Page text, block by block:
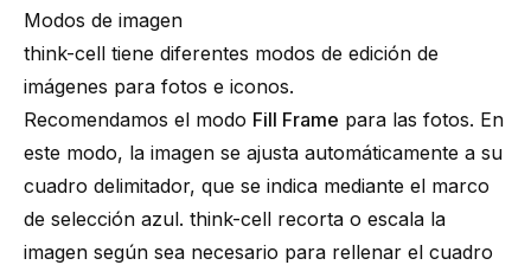
Modos de imagen
think-cell tiene diferentes modos de edición de
imágenes para fotos e iconos.
Recomendamos el modo Fill Frame para las fotos. En
este modo, la imagen se ajusta automáticamente a su
cuadro delimitador, que se indica mediante el marco
de selección azul. think-cell recorta o escala la
imagen según sea necesario para rellenar el cuadro